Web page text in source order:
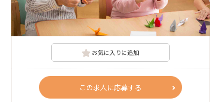
お気に入りに追加
この求人に応募する